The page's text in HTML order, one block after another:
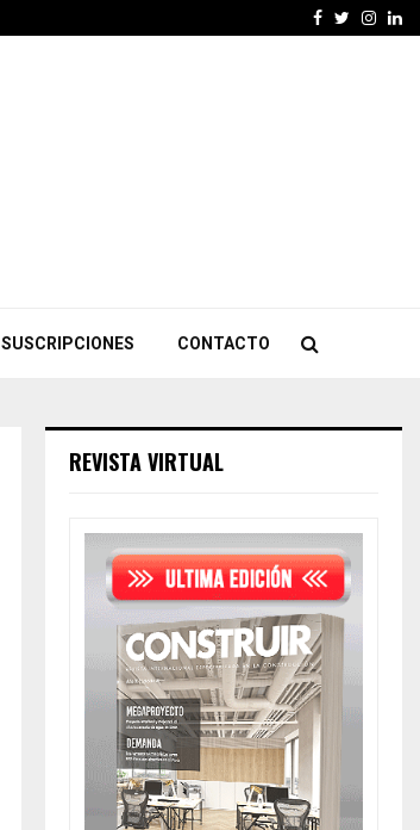
Facebook
Twitter
SUSCRIPCIONES CONTACTO
REVISTA VIRTUAL